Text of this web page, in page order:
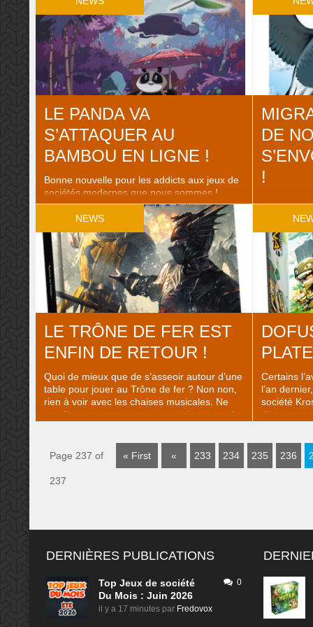
familial qu’on ne présente plus. Enfin, ça
dépend à qui. Mais d’ici quelques années, il
aura remplacé le Monopoly dans les
placards des familles […]
shonen
voyons !
de jeunes
LE PANDA VA
S’ATTAQUER AU
BAMBOU EN LIGNE !
Bonne nouvelle pour les addicts aux jeux de
sociétés modernes que nous sommes !
Parce que parfois, on est tellement accros,
qu’on voudrait jouer tout le temps. Même
quand on est n’est pas en société. C’est la
que le jeu en ligne intervient. Board Game
Arena propose 27 jeux en temps réel, et
permet à […]
DE
!
pourrez
Opla et
sortira
jeu avec
coin…
que le
NEWS
LE TRÔNE DE FER EST
ENFIN DE RETOUR !
Quoi de mieux que de s’asseoir autour d’une
table pour jouer au Trône de fer ? Non non,
rien à voir avec les chaises musicales. Ne
me dites pas que vous ne connaissez pas le
commandez-vous […]
Certains
l’an
société
objectif :
Page 237 of
237
« First « 233 234 235 236
DERNIÈRES PUBLICATIONS
Top Jeux de société
Du Mois : Juin 2026
il y a 17 minutes par Fredovox
0